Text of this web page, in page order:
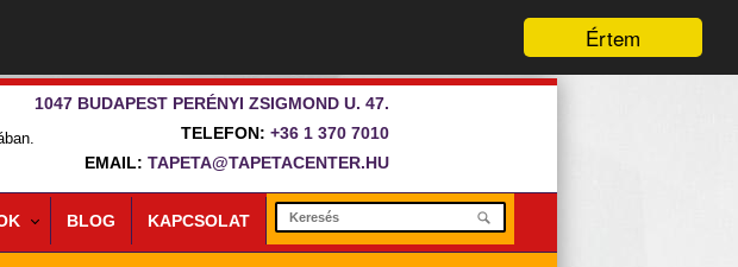
Értem
1047 BUDAPEST PERÉNYI ZSIGMOND U. 47.
TELEFON: +36 1 370 7010
EMAIL: TAPETA@TAPETACENTER.HU
BLOG KAPCSOLAT